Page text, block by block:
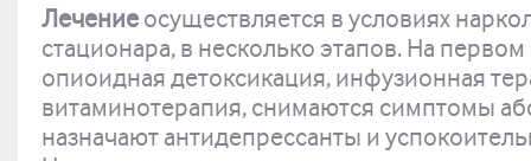
Лечениеосуществляется в условиях
стационара, в несколько этапов. На
опиоидная детоксикация, инфузионная
витаминотерапия, снимаются симптомы
назначают антидепрессанты и